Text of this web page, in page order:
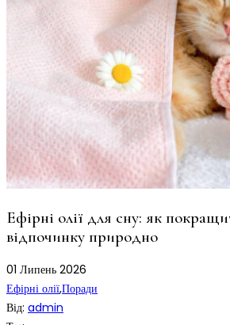
Ефірні олії для сну: як
відпочинку природно
01 Липень 2026
Ефірні олії,Поради
Від: admin